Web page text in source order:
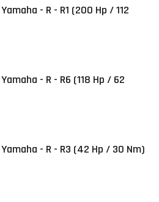
- R - R1 (200 Hp / 112
- R - R6 (118 Hp / 62
- R - R3 (42 Hp / 30 Nm)